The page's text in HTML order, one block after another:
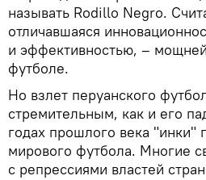
называть Rodillo Negro.
отличавшаяся
и эффективностью, –
футболе.
Но взлет перуанского
стремительным, как и его
годах прошлого века "инки"
мирового футбола. Многие
с репрессиями властей